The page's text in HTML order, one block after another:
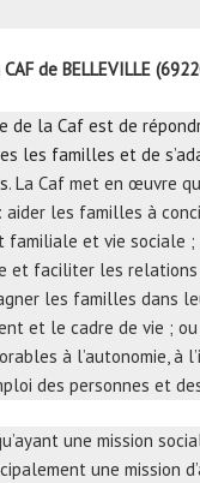
de BELLEVILLE
de la Caf est de
les familles et de
. La Caf met en œuvre
aider les familles à
familiale et vie sociale
et faciliter les
les familles dans
et le cadre de vie ;
à l’autonomie, à
des personnes et
une mission
une mission